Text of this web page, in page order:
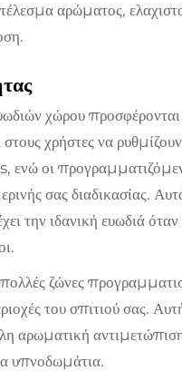
αρώματος,
χώρου
χρήστες να
οι
σας διαδικασίας.
την ιδανική ευωδιά
ζώνες
του σπιτιού σας.
αρωματική
υπνοδωμάτια.